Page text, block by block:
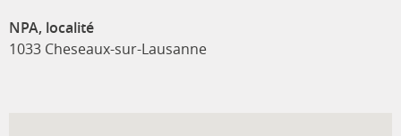
NPA, localité
1033 Cheseaux-sur-Lausanne